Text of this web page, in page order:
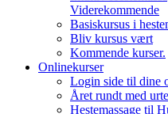
Viderekommende
Basiskursus i
Bliv kursus vært
Kommende kurser.
Onlinekurser
Login side til dine
Året rundt med
Hestemassage til